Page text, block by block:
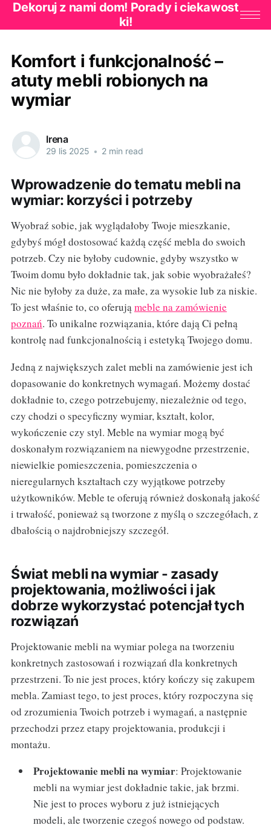
Dekoruj z nami dom! Porady i ciekawost
ki!
Komfort i funkcjonalność –
atuty mebli robionych na
wymiar
Irena
29 lis 2025 • 2 min read
Wprowadzenie do tematu mebli na
wymiar: korzyści i potrzeby
Wyobraź sobie, jak wyglądałoby Twoje mieszkanie,
gdybyś mógł dostosować każdą część mebla do swoich
potrzeb. Czy nie byłoby cudownie, gdyby wszystko w
Twoim domu było dokładnie tak, jak sobie wyobrażałeś?
Nic nie byłoby za duże, za małe, za wysokie lub za niskie.
To jest właśnie to, co oferująmeble na zamówienie
poznań. To unikalne rozwiązania, które dają Ci pełną
kontrolę nad funkcjonalnością i estetyką Twojego domu.
Jedną z największych zalet mebli na zamówienie jest ich
dopasowanie do konkretnych wymagań. Możemy dostać
dokładnie to, czego potrzebujemy, niezależnie od tego,
czy chodzi o specyficzny wymiar, kształt, kolor,
wykończenie czy styl. Meble na wymiar mogą być
doskonałym rozwiązaniem na niewygodne przestrzenie,
niewielkie pomieszczenia, pomieszczenia o
nieregularnych kształtach czy wyjątkowe potrzeby
użytkowników. Meble te oferują również doskonałą jakość
i trwałość, ponieważ są tworzone z myślą o szczegółach, z
dbałością o najdrobniejszy szczegół.
Świat mebli na wymiar - zasady
projektowania, możliwości i jak
dobrze wykorzystać potencjał tych
rozwiązań
Projektowanie mebli na wymiar polega na tworzeniu
konkretnych zastosowań i rozwiązań dla konkretnych
przestrzeni. To nie jest proces, który kończy się zakupem
mebla. Zamiast tego, to jest proces, który rozpoczyna się
od zrozumienia Twoich potrzeb i wymagań, a następnie
przechodzi przez etapy projektowania, produkcji i
montażu.
Projektowanie mebli na wymiar: Projektowanie
mebli na wymiar jest dokładnie takie, jak brzmi.
Nie jest to proces wyboru z już istniejących
modeli, ale tworzenie czegoś nowego od podstaw.